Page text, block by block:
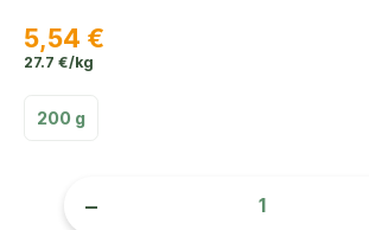
5,54 €
27.7 €/kg
200 g
-